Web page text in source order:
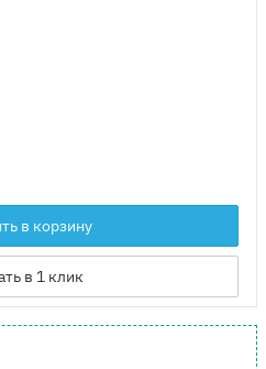
в корзину
в 1 клик